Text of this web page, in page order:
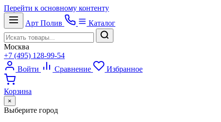
Перейти к основному контенту
Арт Полив Каталог
Москва
+7 (495) 128-99-54
Войти
Сравнение Избранное
Корзина
×
Выберите город